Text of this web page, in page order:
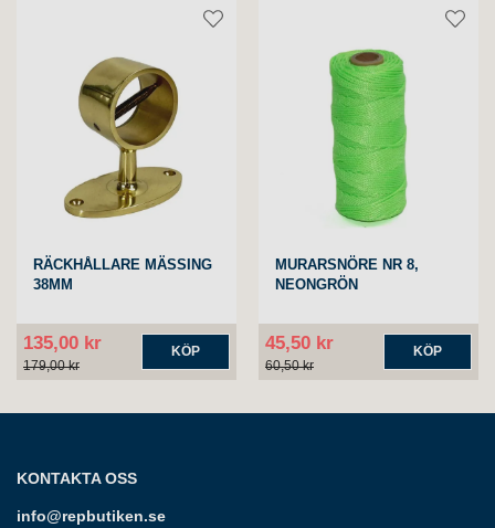
RÄCKHÅLLARE MÄSSING
38MM
135,00 kr
179,00 kr
KÖP
MURARSNÖRE NR 8,
NEONGRÖN
45,50 kr
60,50 kr
KÖP
KONTAKTA OSS
info@repbutiken.se